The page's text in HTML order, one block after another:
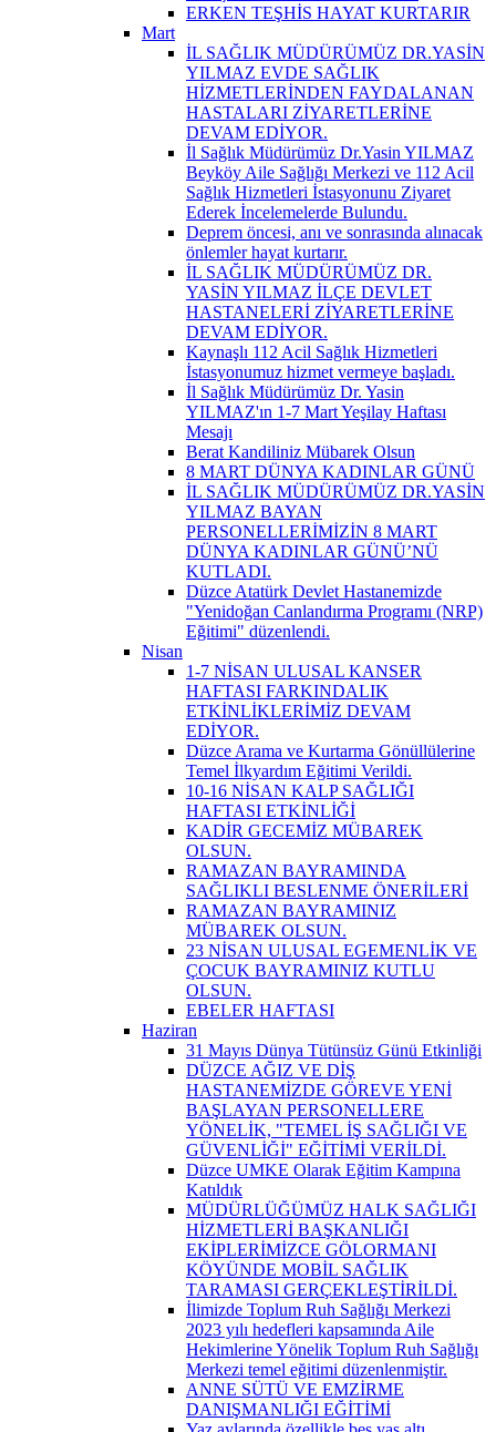
ERKEN TEŞHİS HAYAT KURTARIR
Mart
İL SAĞLIK MÜDÜRÜMÜZ DR.YASİN
YILMAZ EVDE SAĞLIK
HİZMETLERİNDEN FAYDALANAN
HASTALARI ZİYARETLERİNE
DEVAM EDİYOR.
İl Sağlık Müdürümüz Dr.Yasin YILMAZ
Beyköy Aile Sağlığı Merkezi ve 112 Acil
Sağlık Hizmetleri İstasyonunu Ziyaret
Ederek İncelemelerde Bulundu.
Deprem öncesi, anı ve sonrasında alınacak
önlemler hayat kurtarır.
İL SAĞLIK MÜDÜRÜMÜZ DR.
YASİN YILMAZ İLÇE DEVLET
HASTANELERİ ZİYARETLERİNE
DEVAM EDİYOR.
Kaynaşlı 112 Acil Sağlık Hizmetleri
İstasyonumuz hizmet vermeye başladı.
İl Sağlık Müdürümüz Dr. Yasin
YILMAZ'ın 1-7 Mart Yeşilay Haftası
Mesajı
Berat Kandiliniz Mübarek Olsun
8 MART DÜNYA KADINLAR GÜNÜ
İL SAĞLIK MÜDÜRÜMÜZ DR.YASİN
YILMAZ BAYAN
PERSONELLERİMİZİN 8 MART
DÜNYA KADINLAR GÜNÜ’NÜ
KUTLADI.
Düzce Atatürk Devlet Hastanemizde
"Yenidoğan Canlandırma Programı (NRP)
Eğitimi" düzenlendi.
Nisan
1-7 NİSAN ULUSAL KANSER
HAFTASI FARKINDALIK
ETKİNLİKLERİMİZ DEVAM
EDİYOR.
Düzce Arama ve Kurtarma Gönüllülerine
Temel İlkyardım Eğitimi Verildi.
10-16 NİSAN KALP SAĞLIĞI
HAFTASI ETKİNLİĞİ
KADİR GECEMİZ MÜBAREK
OLSUN.
RAMAZAN BAYRAMINDA
SAĞLIKLI BESLENME ÖNERİLERİ
RAMAZAN BAYRAMINIZ
MÜBAREK OLSUN.
23 NİSAN ULUSAL EGEMENLİK VE
ÇOCUK BAYRAMINIZ KUTLU
OLSUN.
EBELER HAFTASI
Haziran
31 Mayıs Dünya Tütünsüz Günü Etkinliği
DÜZCE AĞIZ VE DİŞ
HASTANEMİZDE GÖREVE YENİ
BAŞLAYAN PERSONELLERE
YÖNELİK, "TEMEL İŞ SAĞLIĞI VE
GÜVENLİĞİ" EĞİTİMİ VERİLDİ.
Düzce UMKE Olarak Eğitim Kampına
Katıldık
MÜDÜRLÜĞÜMÜZ HALK SAĞLIĞI
HİZMETLERİ BAŞKANLIĞI
EKİPLERİMİZCE GÖLORMANI
KÖYÜNDE MOBİL SAĞLIK
TARAMASI GERÇEKLEŞTİRİLDİ.
İlimizde Toplum Ruh Sağlığı Merkezi
2023 yılı hedefleri kapsamında Aile
Hekimlerine Yönelik Toplum Ruh Sağlığı
Merkezi temel eğitimi düzenlenmiştir.
ANNE SÜTÜ VE EMZİRME
DANIŞMANLIĞI EĞİTİMİ